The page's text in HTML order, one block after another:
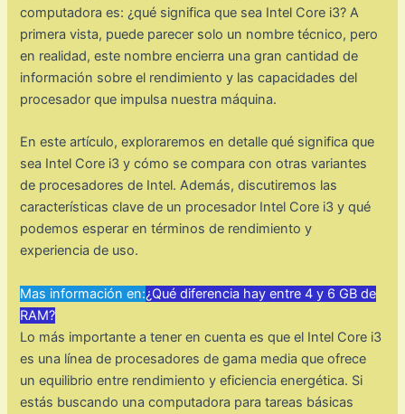
computadora es: ¿qué significa que sea Intel Core i3? A
primera vista, puede parecer solo un nombre técnico, pero
en realidad, este nombre encierra una gran cantidad de
información sobre el rendimiento y las capacidades del
procesador que impulsa nuestra máquina.
En este artículo, exploraremos en detalle qué significa que
sea Intel Core i3 y cómo se compara con otras variantes
de procesadores de Intel. Además, discutiremos las
características clave de un procesador Intel Core i3 y qué
podemos esperar en términos de rendimiento y
experiencia de uso.
Mas información en:¿Qué diferencia hay entre 4 y 6 GB de
RAM?
Lo más importante a tener en cuenta es que el Intel Core i3
es una línea de procesadores de gama media que ofrece
un equilibrio entre rendimiento y eficiencia energética. Si
estás buscando una computadora para tareas básicas